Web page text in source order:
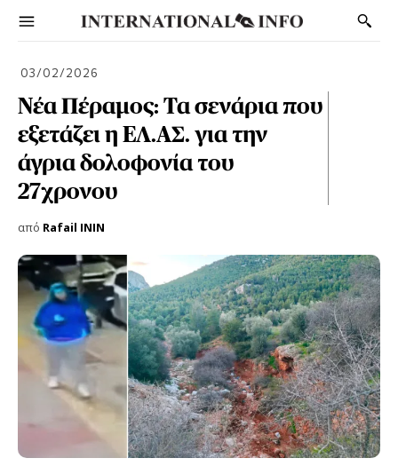
03/02/2026
Νέα Πέραμος: Τα σενάρια που
εξετάζει η ΕΛ.ΑΣ. για την
άγρια δολοφονία του
27χρονου
από Rafail ININ